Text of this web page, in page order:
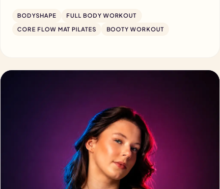
BODYSHAPE
FULL BODY WORKOUT
CORE FLOW MAT PILATES
BOOTY WORKOUT